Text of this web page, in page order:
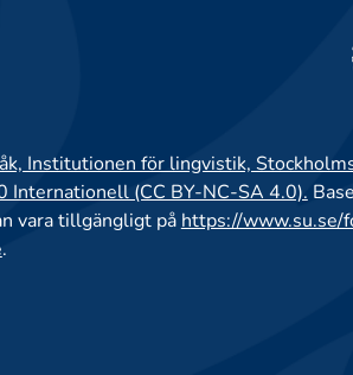
Institutionen för lingvistik,
Internationell (CC BY-NC-SA 4.0).
vara tillgängligt på https://www.su.se/
.